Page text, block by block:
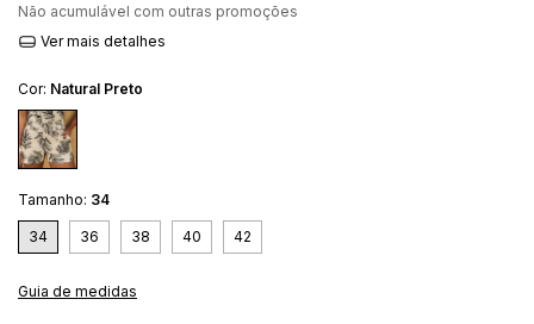
Não acumulável com outras promoções
Ver mais detalhes
Cor: Natural Preto
Tamanho: 34
34 36 38 40 42
Guia de medidas